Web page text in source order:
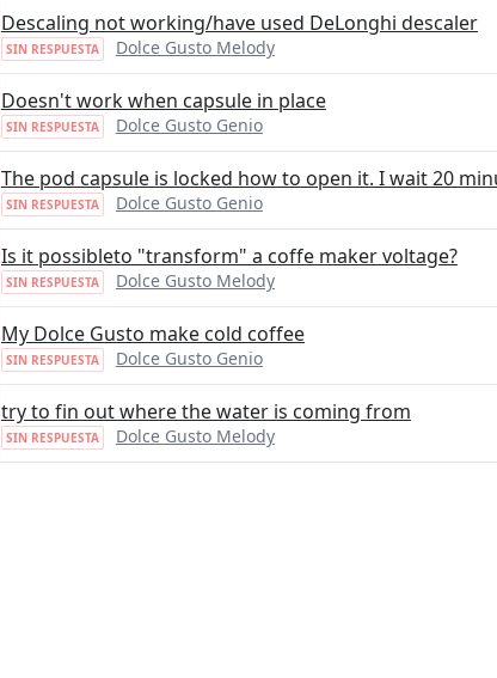
Descaling not working/have used DeLonghi descaler
SIN RESPUESTA Dolce Gusto Melody
Doesn't work when capsule in place
SIN RESPUESTA Dolce Gusto Genio
The pod capsule is locked how to open it. I wait 20
SIN RESPUESTA Dolce Gusto Genio
Is it possibleto "transform" a coffe maker voltage?
SIN RESPUESTA Dolce Gusto Melody
My Dolce Gusto make cold coffee
SIN RESPUESTA Dolce Gusto Genio
try to fin out where the water is coming from
SIN RESPUESTA Dolce Gusto Melody